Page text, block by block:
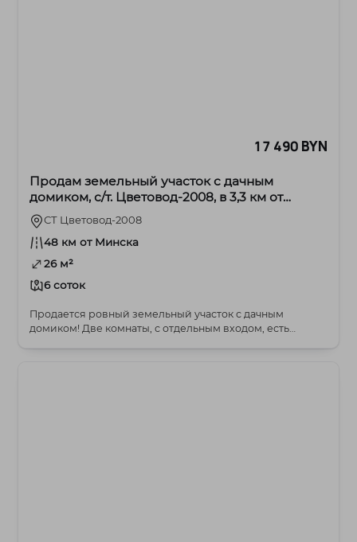
17 490 BYN
Продам земельный участок с дачным
домиком, с/т. Цветовод-2008, в 3,3 км от
г.Жодино, 48 км от МКАД
СТ Цветовод-2008
48 км от Минска
26 м²
6 соток
Продается ровный земельный участок с дачным
домиком! Две комнаты, с отдельным входом, есть